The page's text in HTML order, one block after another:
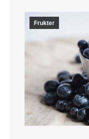
Frukter